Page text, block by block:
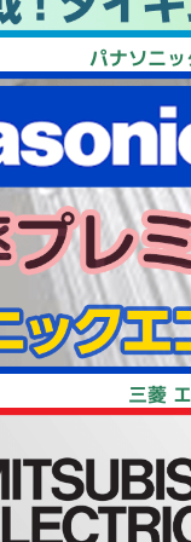
パナソニ
三菱